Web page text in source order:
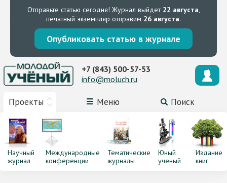
Отправьте статью сегодня! Журнал выйдет 22 августа,
печатный экземпляр отправим 26 августа.
Опубликовать статью в журнале
Проекты Меню Поиск
+7 (843) 500-57-53
info@moluch.ru
Научный
журнал
Международные
конференции
Тематические
журналы
Юный
ученый
Издание
книг